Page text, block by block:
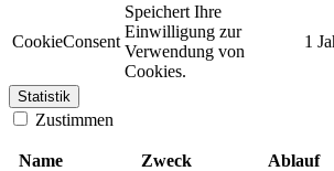
CookieConsent
Speichert Ihre
Einwilligung zur
Verwendung von
Cookies.
1
Statistik
Zustimmen
Name Zweck Ablauf